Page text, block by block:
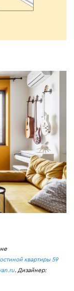
квартиры 59
. Дизайнер: